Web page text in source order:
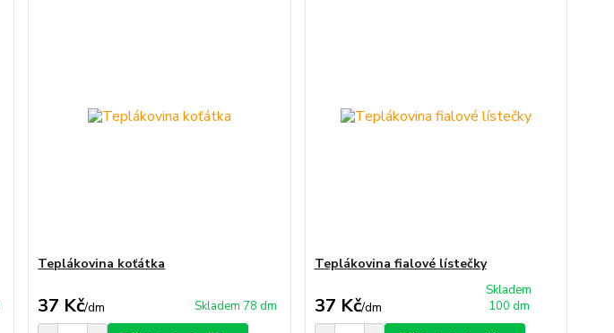
Teplákovina koťátka
37 Kč/dm Skladem 78 dm
Teplákovina fialové lístečky
37 Kč/dm
Skladem
100 dm